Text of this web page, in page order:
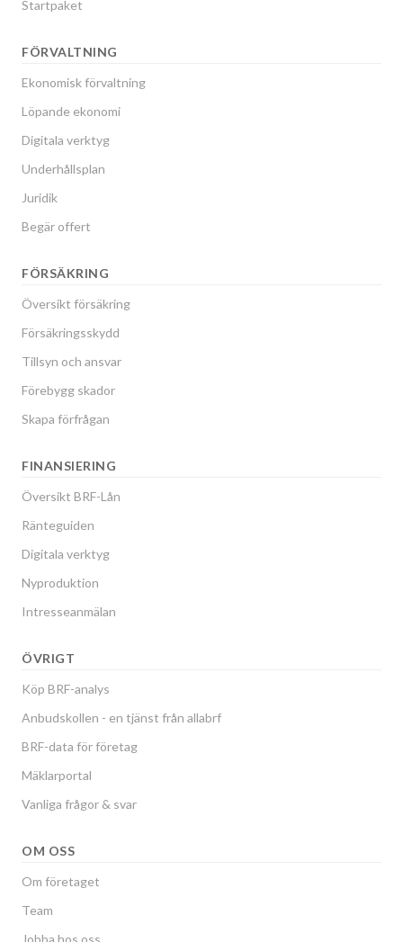
Startpaket
FÖRVALTNING
Ekonomisk förvaltning
Löpande ekonomi
Digitala verktyg
Underhållsplan
Juridik
Begär offert
FÖRSÄKRING
Översikt försäkring
Försäkringsskydd
Tillsyn och ansvar
Förebygg skador
Skapa förfrågan
FINANSIERING
Översikt BRF-Lån
Ränteguiden
Digitala verktyg
Nyproduktion
Intresseanmälan
ÖVRIGT
Köp BRF-analys
Anbudskollen - en tjänst från allabrf
BRF-data för företag
Mäklarportal
Vanliga frågor & svar
OM OSS
Om företaget
Team
Jobba hos oss